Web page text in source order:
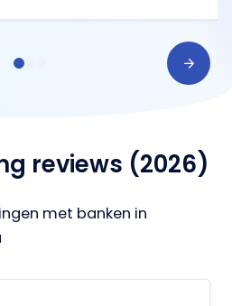
reviews (2026)
met banken in